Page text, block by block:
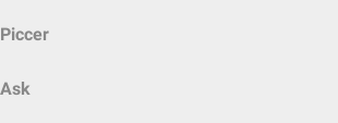
Piccer
Ask